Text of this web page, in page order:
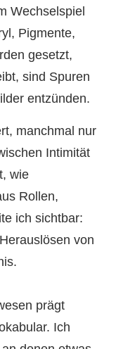
Wechselspiel
Pigmente,
gesetzt,
sind Spuren
entzünden.
manchmal nur
Intimität
wie
Rollen,
ich sichtbar:
von
prägt
Ich